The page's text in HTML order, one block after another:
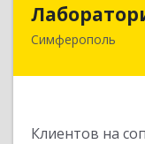
Симферополь
Клиентов на
295034, Крым